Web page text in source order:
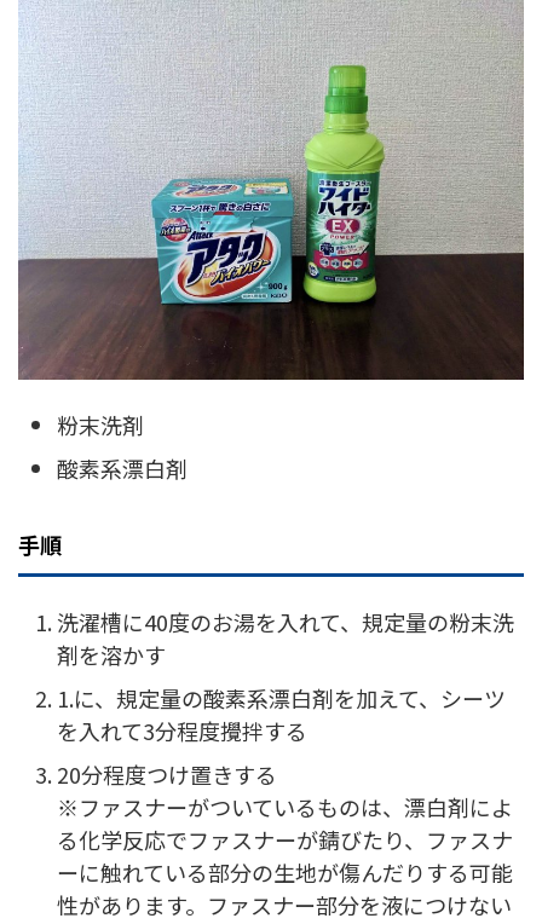
粉末洗剤
酸素系漂白剤
手順
洗濯槽に40度のお湯を入れて、規定量の粉末洗
剤を溶かす
1.に、規定量の酸素系漂白剤を加えて、シーツ
を入れて3分程度攪拌する
20分程度つけ置きする
※ファスナーがついているものは、漂白剤によ
る化学反応でファスナーが錆びたり、ファスナ
ーに触れている部分の生地が傷んだりする可能
性があります。ファスナー部分を液につけない